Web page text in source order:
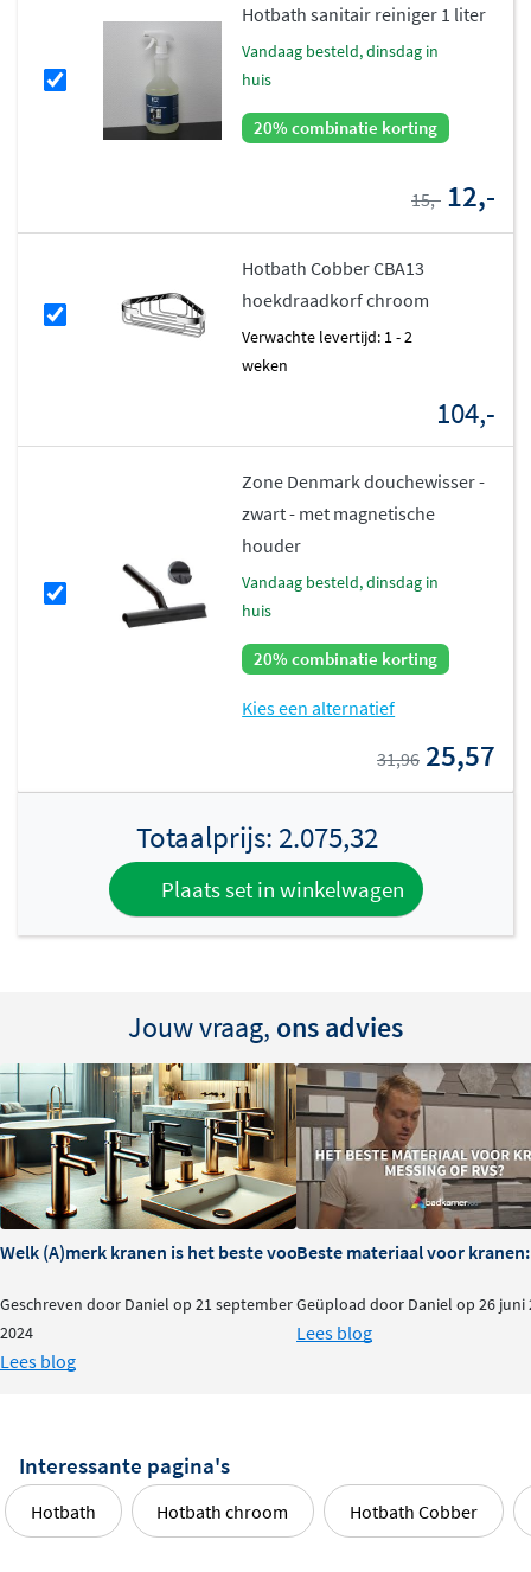
Hotbath sanitair reiniger 1 liter
vandaag besteld, dinsdag in
huis
20% combinatie korting
15,- 12,-
Hotbath Cobber CBA13
hoekdraadkorf chroom
Verwachte levertijd: 1 - 2
weken
104,-
Zone Denmark douchewisser -
zwart - met magnetische
houder
vandaag besteld, dinsdag in
huis
20% combinatie korting
Kies een alternatief
31,96 25,57
Totaalprijs: 2.075,32
Plaats set in winkelwagen
Jouw vraag, ons advies
Welk (A)merk kranen is het beste voor je badkamer?
Geschreven door Daniel op 21 september
2024
Lees blog
Beste materiaal voor kranen:
Geüpload door Daniel op 26 juni
Lees blog
Interessante pagina's
Hotbath Hotbath chroom Hotbath Cobber